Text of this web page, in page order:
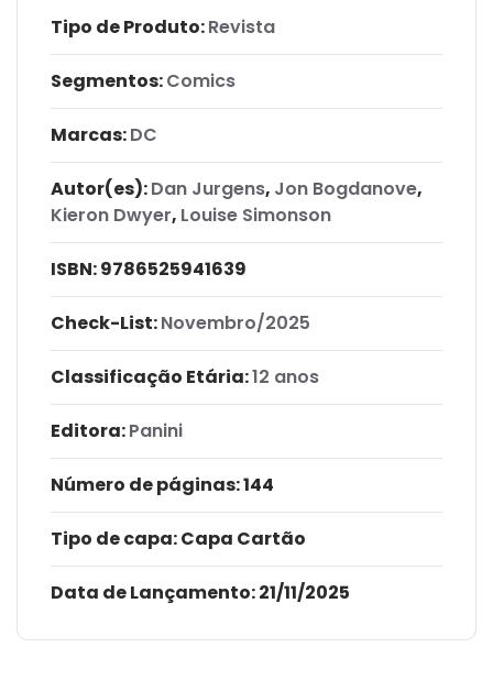
Tipo de Produto:Revista
Segmentos:Comics
Marcas:DC
Autor(es):Dan Jurgens, Jon Bogdanove,
Kieron Dwyer, Louise Simonson
ISBN:9786525941639
Check-List:Novembro/2025
Classificação Etária:12 anos
Editora:Panini
Número de páginas: 144
Tipo de capa:Capa Cartão
Data de Lançamento:21/11/2025